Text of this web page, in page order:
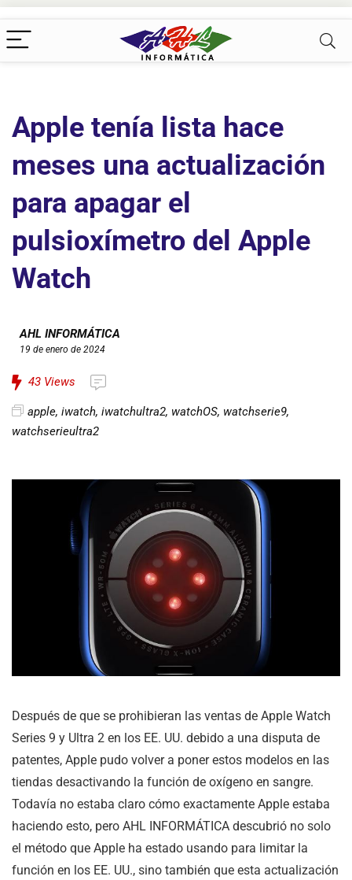
Apple tenía lista hace
meses una actualización
para apagar el
pulsioxímetro del Apple
Watch
AHL INFORMÁTICA
19 de enero de 2024
43 Views
apple, iwatch, iwatchultra2, watchOS, watchserie9,
watchserieultra2
Después de que se prohibieran las ventas de Apple Watch
Series 9 y Ultra 2 en los EE. UU. debido a una disputa de
patentes, Apple pudo volver a poner estos modelos en las
tiendas desactivando la función de oxígeno en sangre.
Todavía no estaba claro cómo exactamente Apple estaba
haciendo esto, pero AHL INFORMÁTICA descubrió no solo
el método que Apple ha estado usando para limitar la
función en los EE. UU., sino también que esta actualización